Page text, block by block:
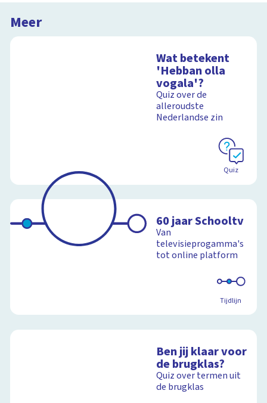
Meer
Wat betekent
'Hebban olla
vogala'?
Quiz over de
alleroudste
Nederlandse zin
Quiz
60 jaar Schooltv
Van
televisieprogamma's
tot online platform
Tijdlijn
Ben jij klaar voor
de brugklas?
Quiz over termen uit
de brugklas